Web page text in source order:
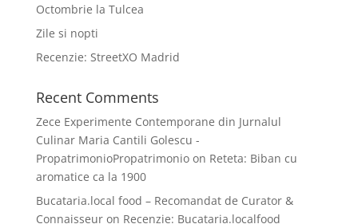
Octombrie la Tulcea
Zile si nopti
Recenzie: StreetXO Madrid
Recent Comments
Zece Experimente Contemporane din Jurnalul
Culinar Maria Cantili Golescu -
PropatrimonioPropatrimonioon Reteta: Biban cu
aromatice ca la 1900
Bucataria.local food – Recomandat de Curator &
Connaisseuron Recenzie: Bucataria.localfood